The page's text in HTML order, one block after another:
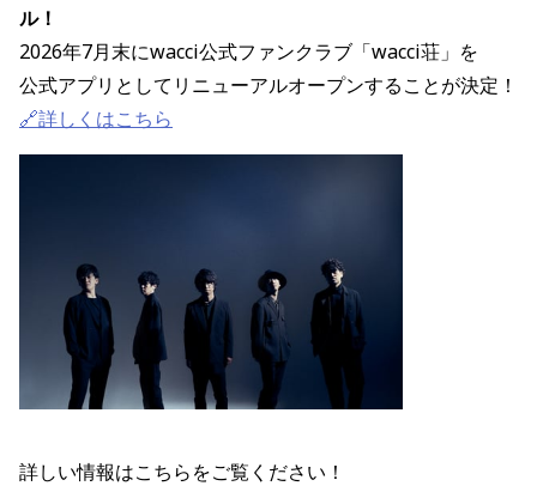
ル！
2026年7月末にwacci公式ファンクラブ「wacci荘」を
公式アプリとしてリニューアルオープンすることが決定！
🔗詳しくはこちら
詳しい情報はこちらをご覧ください！